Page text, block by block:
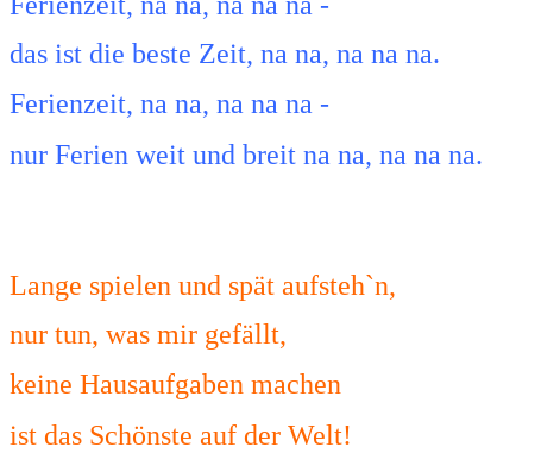
das ist die beste Zeit, na na, na na na.
Ferienzeit, na na, na na na -
nur Ferien weit und breit na na, na na na.
Lange spielen und spät aufsteh`n,
nur tun, was mir gefällt,
keine Hausaufgaben machen
ist das Schönste auf der Welt!